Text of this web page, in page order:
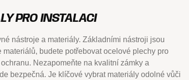
PRO INSTALACI
nástroje a materiály. Základními nástroji jsou
budete potřebovat ocelové plechy pro
Nezapomeňte na kvalitní zámky a
bezpečná. Je klíčové vybrat materiály odolné vůči